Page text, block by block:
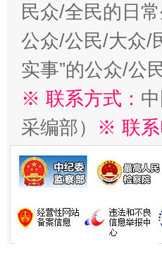
民众/全民的日
公众/公民/大众/
实事”的公众/公
※ 联系方式：
采编部） ※ 联系